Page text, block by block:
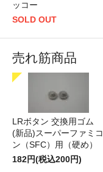
ッコー
SOLD OUT
売れ筋商品
LRボタン 交換用ゴム
(新品)スーパーファミコ
ン（SFC）用（硬め）
182円(税込200円)